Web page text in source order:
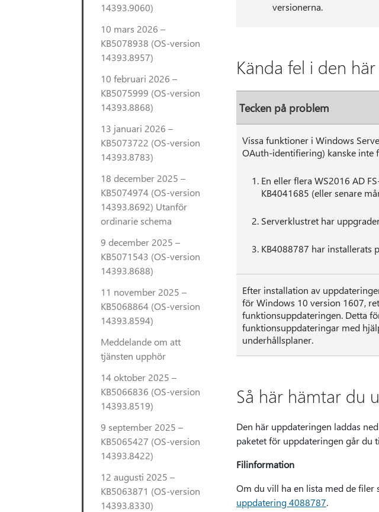
14393.9060)
10 mars 2026 –
KB5078938 (OS-version
14393.8957)
10 februari 2026 –
KB5075999 (OS-version
14393.8868)
13 januari 2026 –
KB5073722 (OS-version
14393.8783)
18 december 2025 –
KB5074974 (OS-version
14393.8692) Utanför
ordinarie schema
9 december 2025 –
KB5071543 (OS-version
14393.8688)
11 november 2025 –
KB5068864 (OS-version
14393.8594)
Meddelande om att
tjänsten upphör
14 oktober 2025 –
KB5066836 (OS-version
14393.8519)
9 september 2025 –
KB5065427 (OS-version
14393.8422)
12 augusti 2025 –
KB5063871 (OS-version
14393.8330)
versionerna.
Kända fel i den
Tecken på problem
Vissa funktioner i Windows
OAuth-identifiering) kanske inte
En eller flera WS2016 AD
KB4041685 (eller senare
Serverklustret har
KB4088787 har installerats
Efter installation av
för Windows 10 version 1607,
funktionsuppdateringen. Detta
funktionsuppdateringar med
underhållsplaner.
Så här hämtar du
Den här uppdateringen laddas
paketet för uppdateringen går du
Filinformation
Om du vill ha en lista med de
uppdatering 4088787.